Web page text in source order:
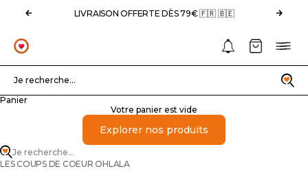
Précédent
LIVRAISON OFFERTE DÈS 79€ 🇫🇷 🇧🇪
OHLALA
Recherche
Je recherche...
Notifications
Panier
Panier
Votre panier est vide
Explorer nos produits
Je recherche...
LES COUPS DE COEUR OHLALA